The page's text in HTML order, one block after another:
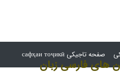
های فارسی زبان
صفحه تاجیکی сафҳаи тоҷикӣ